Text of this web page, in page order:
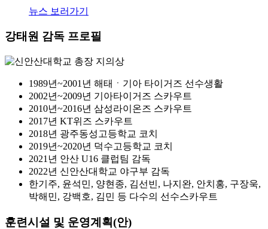
뉴스 보러가기
강태원 감독 프로필
1989년~2001년 해태ㆍ기아 타이거즈 선수생활
2002년~2009년 기아타이거즈 스카우트
2010년~2016년 삼성라이온즈 스카우트
2017년 KT위즈 스카우트
2018년 광주동성고등학교 코치
2019년~2020년 덕수고등학교 코치
2021년 안산 U16 클럽팀 감독
2022년 신안산대학교 야구부 감독
한기주, 윤석민, 양현종, 김선빈, 나지완, 안치홍, 구장욱,
박해민, 강백호, 김민 등 다수의 선수스카우트
훈련시설 및 운영계획(안)